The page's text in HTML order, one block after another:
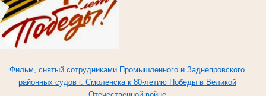
Фильм, снятый сотрудниками Промышленного и Заднепровского
районных судов г. Смоленска к 80-летию Победы в Великой